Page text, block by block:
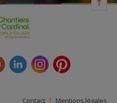
youtube linkedin instagram
Contact Mentions légales